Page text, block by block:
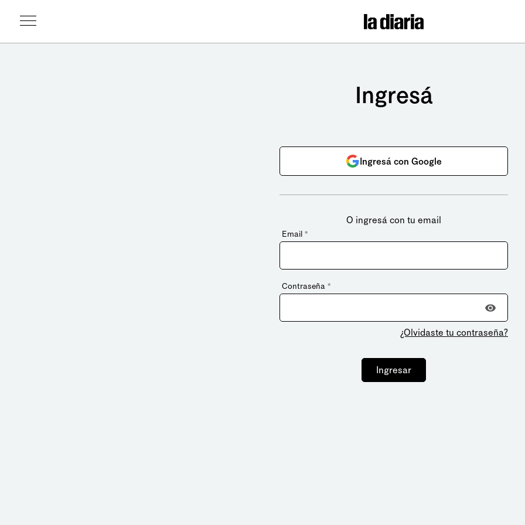
Ingresá
Ingresá con Google
O ingresá con tu email
Email *
Contraseña *
¿Olvidaste tu contraseña?
Ingresar